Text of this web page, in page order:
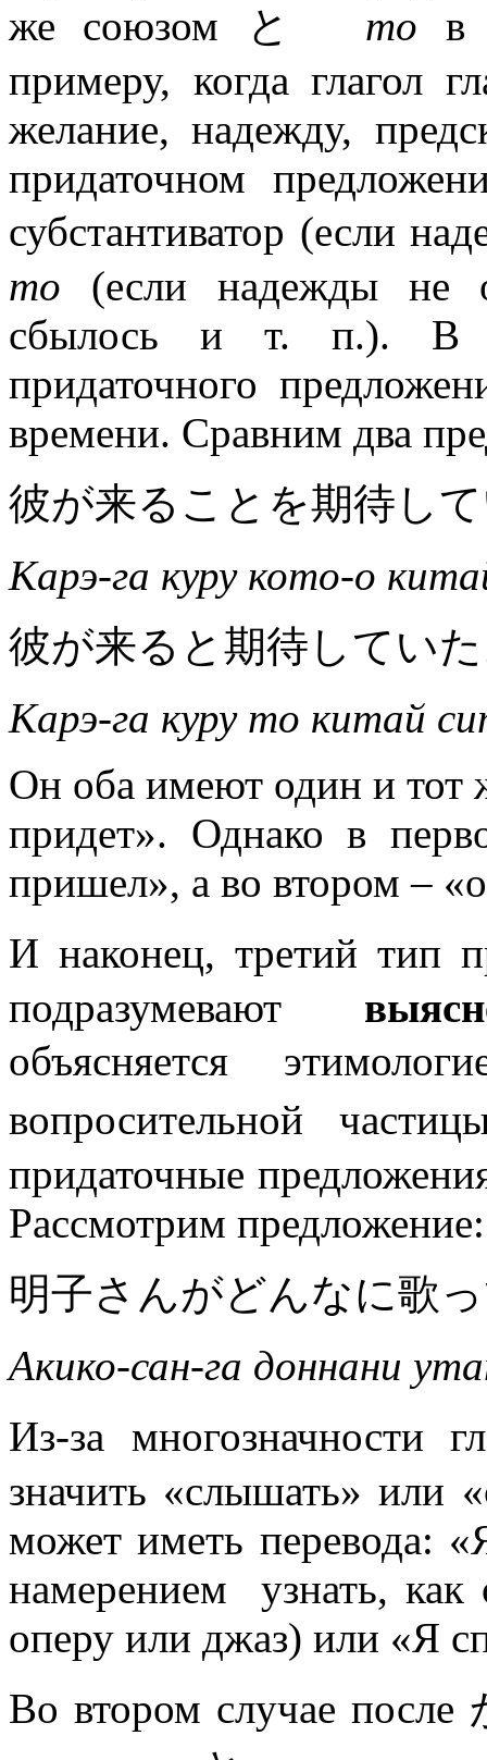
же союзом と то в
примеру, когда глагол
желание, надежду,
придаточном
субстантиватор (если
то (если надежды не
сбылось и т. п.). В
придаточного
времени. Сравним два
彼が来ることを期待し
Карэ-га куру кото-о
彼が来ると期待してい
Карэ-га куру то китай
Он оба имеют один и тот
придет». Однако в
пришел», а во втором –
И наконец, третий
подразумевают
объясняется
вопросительной
придаточные
Рассмотрим предложение:
明子さんがどんなに歌
Акико-сан-га доннани
Из-за многозначности
значить «слышать» или
может иметь перевода:
намерением узнать,
оперу или джаз) или «Я
Во втором случае